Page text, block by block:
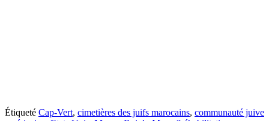
Étiqueté Cap-Vert, cimetières des juifs marocains, communauté juive